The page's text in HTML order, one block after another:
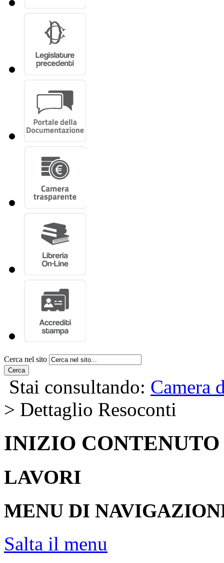
Cerca nel sito
Cerca
Stai consultando: Camera
> Dettaglio Resoconti
INIZIO CONTENUTO
LAVORI
MENU DI
Salta il menu